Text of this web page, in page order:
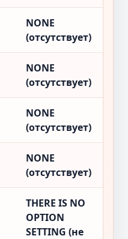
NONE
(отсутствует)
NONE
(отсутствует)
NONE
(отсутствует)
NONE
(отсутствует)
THERE IS NO
OPTION
SETTING (не